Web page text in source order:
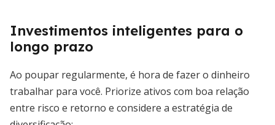
Investimentos inteligentes para o
longo prazo
Ao poupar regularmente, é hora de fazer o dinheiro
trabalhar para você. Priorize ativos com boa relação
entre risco e retorno e considere a estratégia de